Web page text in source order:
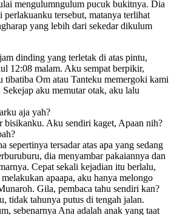
mengulumngulum pucuk bukitnya. Dia
perlakuanku tersebut, matanya terlihat
yang lebih dari sekedar dikulum
dinding yang terletak di atas pintu,
12:08 malam. Aku sempat berpikir,
tibatiba Om atau Tanteku memergoki kami
aku memutar otak, aku lalu
aja yah?
bisikanku. Aku sendiri kaget, Apaan nih?
sepertinya tersadar atas apa yang sedang
dia menyambar pakaiannya dan
Cepat sekali kejadian itu berlalu,
apaapa, aku hanya melongo
Gila, pembaca tahu sendiri kan?
tidak tahunya putus di tengah jalan.
sebenarnya Ana adalah anak yang taat